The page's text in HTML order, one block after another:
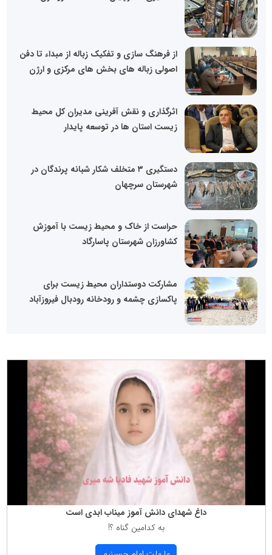
از فرهنگ سازی و تفکیک زباله از مبداء تا دفن
اصولی زباله های بخش های مرکزی و ارژن
اثرگذاری و نقش آفرینی مدیران کل محیط
زیست استان ها در توسعه پایدار
دستگیری ۳ متخلف شکار شبانه پرندگان در
شهرستان سرچهان
حراست از خاک و محیط زیست با آموزش
کشاورزان شهرستان پاسارگاد
مشارکت دوستداران محیط زیست برای
پاکسازی چشمه و رودخانه رودبال فیروزآباد
داغ شهدای دانش آموز میناب ابدی است
به كدامین گناه ؟!